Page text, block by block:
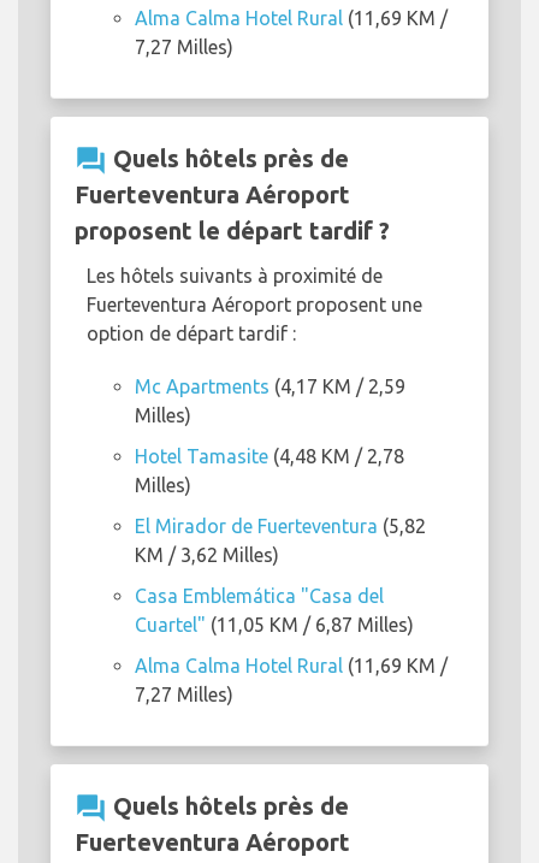
Alma Calma Hotel Rural (11,69 KM /
7,27 Milles)
question_answer Quels hôtels près de
Fuerteventura Aéroport
proposent le départ tardif ?
Les hôtels suivants à proximité de
Fuerteventura Aéroport proposent une
option de départ tardif :
Mc Apartments (4,17 KM / 2,59
Milles)
Hotel Tamasite (4,48 KM / 2,78
Milles)
El Mirador de Fuerteventura (5,82
KM / 3,62 Milles)
Casa Emblemática "Casa del
Cuartel" (11,05 KM / 6,87 Milles)
Alma Calma Hotel Rural (11,69 KM /
7,27 Milles)
question_answer Quels hôtels près de
Fuerteventura Aéroport